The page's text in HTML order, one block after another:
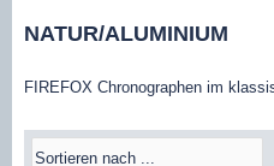
NATUR/ALUMINIUM
FIREFOX Chronographen im